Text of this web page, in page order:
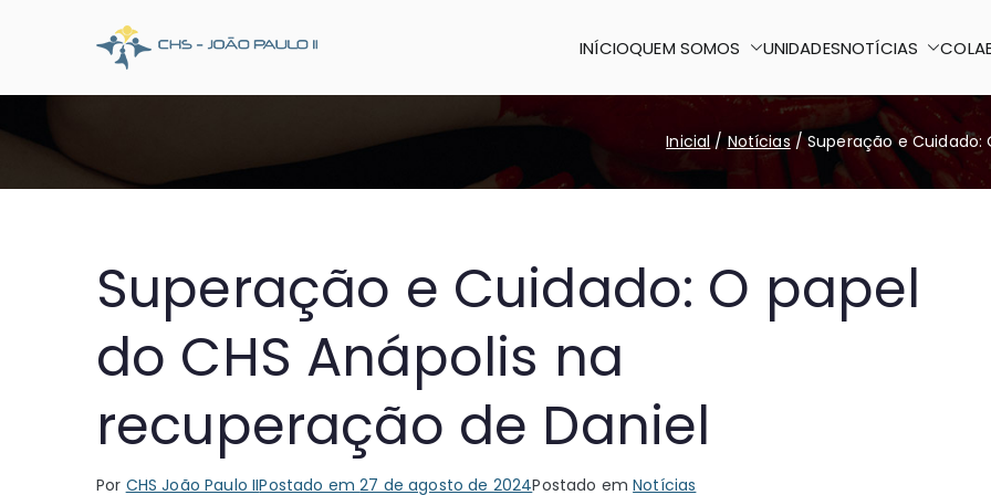
CHS João Paulo II
INÍCIOQUEM SOMOS UNIDADESNOTÍCIAS
Inicial Notícias Superação e Cuidado:
Superação e Cuidado: O papel
do CHS Anápolis na
recuperação de Daniel
Por CHS João Paulo IIPostado em27 de agosto de 2024Postado emNotícias